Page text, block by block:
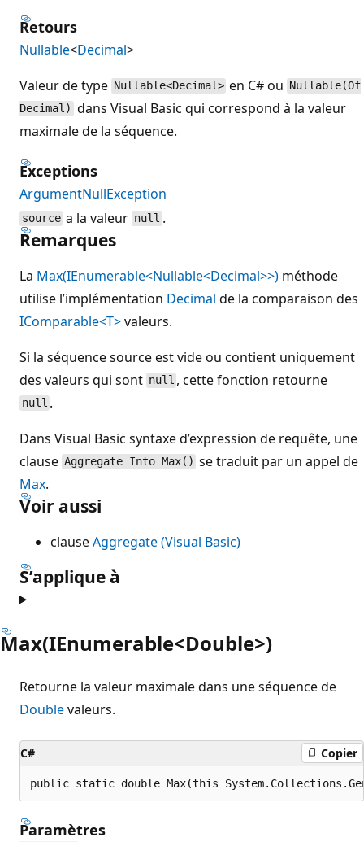
Retours
Nullable<Decimal>
Valeur de type Nullable<Decimal> en C# ou Nullable(Of
Decimal) dans Visual Basic qui correspond à la valeur
maximale de la séquence.
Exceptions
ArgumentNullException
source a la valeur null .
Remarques
La Max(IEnumerable<Nullable<Decimal>>) méthode
utilise l’implémentation Decimal de la comparaison des
IComparable<T>valeurs.
Si la séquence source est vide ou contient uniquement
des valeurs qui sont null , cette fonction retourne
null .
Dans Visual Basic syntaxe d’expression de requête, une
clause Aggregate Into Max() se traduit par un appel de
Max.
Voir aussi
clauseAggregate (Visual Basic)
S’applique à
Max(IEnumerable<Double>)
Retourne la valeur maximale dans une séquence de
Doublevaleurs.
C# Copier
public static double Max(this
Paramètres